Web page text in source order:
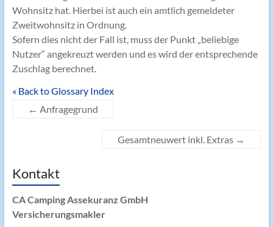
Wohnsitz hat. Hierbei ist auch ein amtlich gemeldeter
Zweitwohnsitz in Ordnung.
Sofern dies nicht der Fall ist, muss der Punkt „beliebige
Nutzer“ angekreuzt werden und es wird der entsprechende
Zuschlag berechnet.
« Back to Glossary Index
← Anfragegrund
Gesamtneuwert inkl. Extras →
Kontakt
CA Camping Assekuranz GmbH
Versicherungsmakler